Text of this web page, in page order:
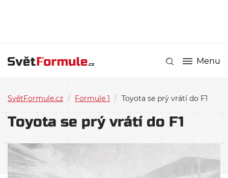
Menu
SvětFormule.cz / Formule 1 / Toyota se prý vrátí do F1
Toyota se prý vrátí do F1